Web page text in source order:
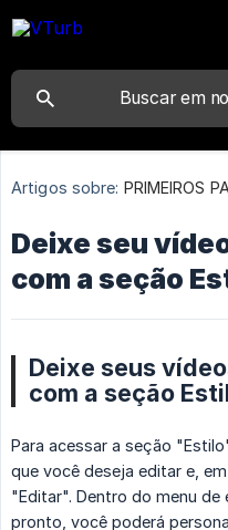
Artigos sobre: PRIMEIROS
Deixe seu
com a seção
Deixe seus
com a seção
Para acessar a seção
que você deseja editar e,
"Editar". Dentro do menu
pronto, você poderá